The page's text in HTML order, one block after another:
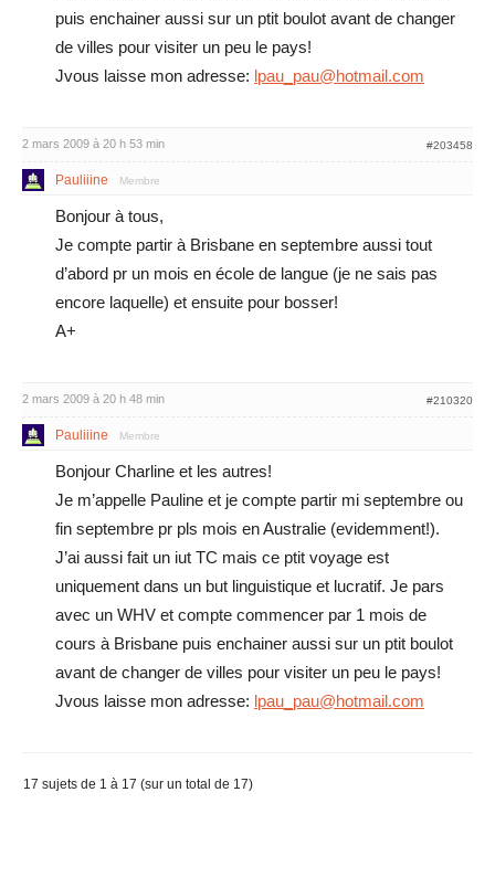
puis enchainer aussi sur un ptit boulot avant de changer
de villes pour visiter un peu le pays!
Jvous laisse mon adresse: lpau_pau@hotmail.com
2 mars 2009 à 20 h 53 min #203458
Pauliiine Membre
Bonjour à tous,
Je compte partir à Brisbane en septembre aussi tout
d’abord pr un mois en école de langue (je ne sais pas
encore laquelle) et ensuite pour bosser!
A+
2 mars 2009 à 20 h 48 min #210320
Pauliiine Membre
Bonjour Charline et les autres!
Je m’appelle Pauline et je compte partir mi septembre ou
fin septembre pr pls mois en Australie (evidemment!).
J’ai aussi fait un iut TC mais ce ptit voyage est
uniquement dans un but linguistique et lucratif. Je pars
avec un WHV et compte commencer par 1 mois de
cours à Brisbane puis enchainer aussi sur un ptit boulot
avant de changer de villes pour visiter un peu le pays!
Jvous laisse mon adresse: lpau_pau@hotmail.com
17 sujets de 1 à 17 (sur un total de 17)